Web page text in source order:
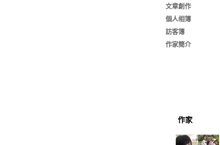
文章創作
個人相簿
訪客簿
作家簡介
作家